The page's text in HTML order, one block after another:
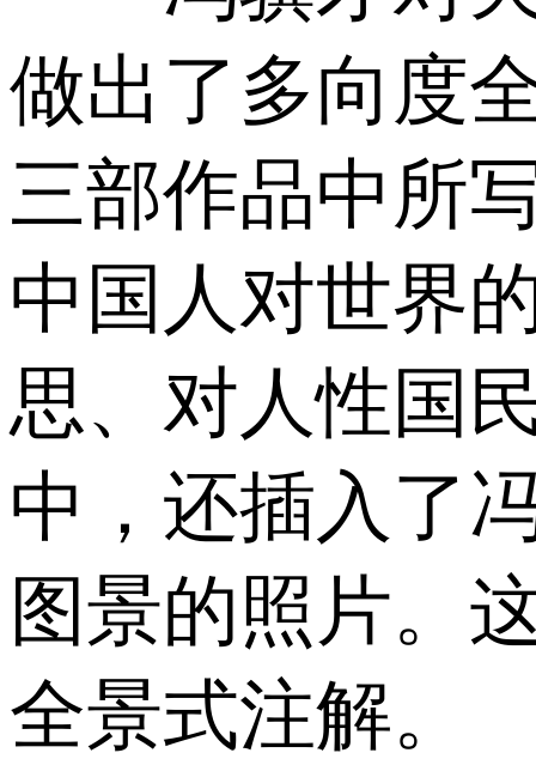
做出了多向度
三部作品中所
中国人对世界
思、对人性国
中，还插入了
图景的照片。
全景式注解。